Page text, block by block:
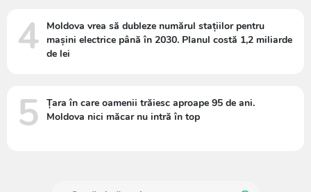
4
Moldova vrea să dubleze numărul stațiilor pentru
mașini electrice până în 2030. Planul costă 1,2 miliarde
de lei
5
Țara în care oamenii trăiesc aproape 95 de ani.
Moldova nici măcar nu intră în top